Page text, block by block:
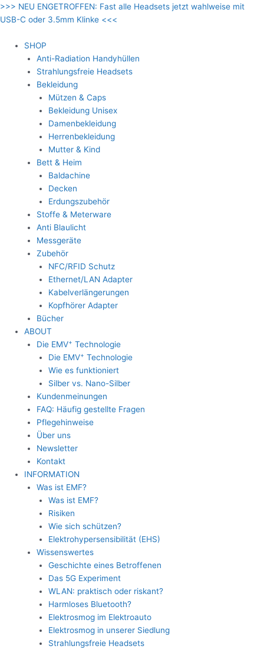
Zum
Inhalt
>>> NEU ENGETROFFEN: Fast alle Headsets jetzt wahlweise mit
USB-C oder 3.5mm Klinke <<<
SHOP
Anti-Radiation Handyhüllen
Strahlungsfreie Headsets
Bekleidung
Mützen & Caps
Bekleidung Unisex
Damenbekleidung
Herrenbekleidung
Mutter & Kind
Bett & Heim
Baldachine
Decken
Erdungszubehör
Stoffe & Meterware
Anti Blaulicht
Messgeräte
Zubehör
NFC/RFID Schutz
Ethernet/LAN Adapter
Kabelverlängerungen
Kopfhörer Adapter
Bücher
ABOUT
Die EMV+ Technologie
Die EMV+ Technologie
Wie es funktioniert
Silber vs. Nano-Silber
Kundenmeinungen
FAQ: Häufig gestellte Fragen
Pflegehinweise
Über uns
Newsletter
Kontakt
INFORMATION
Was ist EMF?
Was ist EMF?
Risiken
Wie sich schützen?
Elektrohypersensibilität (EHS)
Wissenswertes
Geschichte eines Betroffenen
Das 5G Experiment
WLAN: praktisch oder riskant?
Harmloses Bluetooth?
Elektrosmog im Elektroauto
Elektrosmog in unserer Siedlung
Strahlungsfreie Headsets